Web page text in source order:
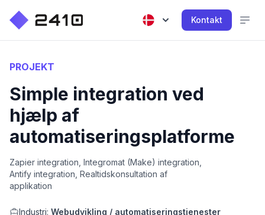
Kontakt
PROJEKT
Simple integration ved
hjælp af
automatiseringsplatforme
Zapier integration, Integromat (Make) integration,
Antify integration, Realtidskonsultation af
applikation
Industri: Webudvikling / automatiseringstjenester